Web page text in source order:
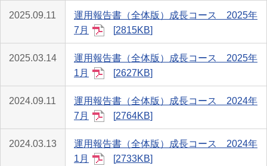
2025.09.11
運用報告書（全体版）成長コース 2025年
7月
2815KB
2025.03.14
運用報告書（全体版）成長コース 2025年
1月
2627KB
2024.09.11
運用報告書（全体版）成長コース 2024年
7月
2764KB
2024.03.13
運用報告書（全体版）成長コース 2024年
1月
2733KB